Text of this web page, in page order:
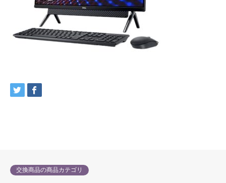
交換商品の商品カテゴリ